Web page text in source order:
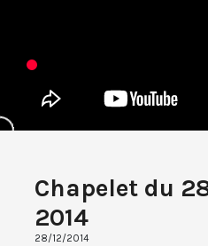
Chapelet du
2014
28/12/2014